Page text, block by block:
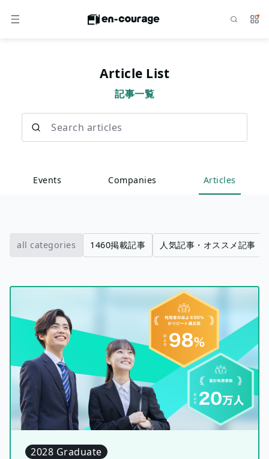
MENU Search
Article List
記事一覧
Events Companies Articles
all categories 1460掲載記事 人気記事・オススメ記事
2028 Graduate